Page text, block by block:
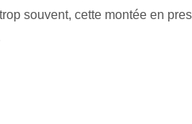
souvent, cette montée en